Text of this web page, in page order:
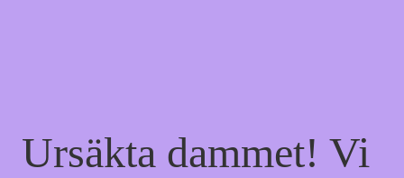
Ursäkta dammet! Vi